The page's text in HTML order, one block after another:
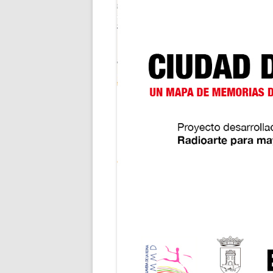
ARTURO
ÁLVARO
SANTIAGO